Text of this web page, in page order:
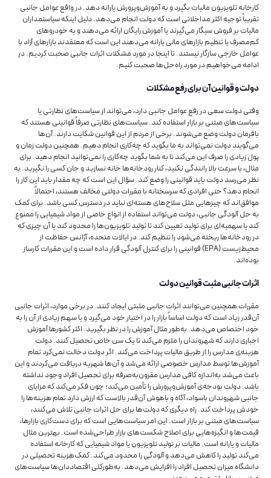
کارخانه تلویزیون مالیات بگیرد و به آموزش‌وپرورش یارانه دهد. در واقع عوامل جانبی
تقریباً توجیه اکثر مداخلاتی است که دولت انجام می‌دهد. دلیل اینکه سیاستمداران
مالیات بر فروش سیگار می‌گیرند یا آموزش رایگان ارائه می‌دهند و به خودروهای
کم‌مصرف یا تنظیم بازارهای مالی یارانه می‌دهند این است که معتقدند بازارهای آزاد با
عوامل خارجی سازگار نیستند. تا اینجا در مورد مشکلات اثرات جانبی صحبت کردیم. در
ادامه می‌خواهیم در مورد راه‌حل‌ها صحبت کنیم.
دولت و قوانین آن برای رفع مشکلات
وقتی دولت سعی در رفع عوامل جانبی دارد، می‌تواند از سیاست‌های نظارتی یا
سیاست‌های مبتنی بر بازار استفاده کند. سیاست‌های نظارتی صرفاً قوانینی هستند که
بافرمان دولت وضع می‌شوند. برخی از مردم از این قوانین شکایت دارند. آن‌ها
می‌گویند دولت نمی‌تواند به ما بگوید که چه‌کاری انجام دهیم. همچنین دولت زمان و
پول زیادی را صرف این می‌کند تا به شما بگوید چه‌کاری را نمی‌توانید انجام دهید. برای
مثال، با سرعت بالا رانندگی نکنید، کنار رودخانه‌ها خانه نسازید و جان کسی را نگیرید. به
نظر می‌رسد دولت باید قوانینی را وضع کند. سؤال این است که چه مقدار باید این کار را
انجام دهد؟ حتی افرادی که سرسختانه با مقررات دولتی مخالف هستند، احتمالاً
موافق‌اند که چیزهایی مثل سلاح‌های هسته‌ای نباید در دسترس کسی باشد. برای کمک
به حل آلودگی جانبی، دولت می‌تواند استفاده از انواع خاصی از مواد شیمیایی را ممنوع
کند یا سهمیه‌ای برای تولید تعیین کند تا تولید تلویزیون‌ها را محدود کند یا آن چیزی که
در رودخانه‌ها ریخته می‌شود را تنظیم کند. در ایالات متحده، آژانس حفاظت از
محیط‌زیست (EPA) قوانینی را برای کنترل آلودگی قرار داده است و این مقررات کارساز
بوده‌اند.
اثرات جانبی مثبت قوانین دولت
مقررات همچنین می‌توانند اثرات جانبی مثبتی ایجاد کنند. در برخی موارد، اثرات جانبی
آن‌قدر زیاد است که دولت اساساً بازار را در اختیار خود می‌گیرد و یا سهم زیادی از آن را به
خود اختصاص می‌‌‌‌‌‌‌‌‌‌‌‌‌‌دهد. به‌‌‌‌‌‌‌‌‌‌‌‌‌‌طور مثال آموزش را در نظر بگیرید. اکثر کشورها آموزش
اجباری دارند که شهروندان را ملزم می‌کند تا یک سن خاص تحصیل کنند. دولت
هزینه‌ی مدارس را از طریق مالیات پرداخت می‌کند. اگر دولت دخالت نمی‌کرد تمام
آموزش‌ها توسط مدارس خصوصی ارائه می‌شد و آن‌ها شهریه دریافت می‌کردند و این
باعث می‌شد به‌اندازه کافی مدارس مقرون‌به‌صرفه برای تحصیل افراد وجود نداشته
باشد. دولت بودجه‌ی آموزش‌وپرورش را تأمین می‌کند؛ چون فکر می‌کند که مزایای
جانبی شهروندان باسواد، آگاه و باهوش آن‌قدر بالاست که ارزش دارد تمام هزینه‌ها را
خودش پرداخت کند. راه دیگری که دولت‌ها برای حل اثرات جانبی تلاش می‌کنند،
سیاست‌های مبتنی بر بازار است. این امر سیاست‌‌‌‌‌‌‌‌‌‌‌‌‌‌هایی است که برای دست‌کاری بازارها،
قیمت‌ها و انگیزه‌هایی برای اصلاح شکست‌های بازار طراحی‌شده است. بهترین مثال
مالیات و یارانه است. مالیات بر تولید تلویزیون یا مواد شیمیایی که کارخانه استفاده
می‌کند تولید را کاهش می‌دهد و آلودگی را محدود می‌کند. کمک‌هزینه تحصیلی در
دانشگاه میزان تحصیل افراد را افزایش می‌دهد. به‌طورکلی اقتصاددان‌ها سیاست‌‌‌‌‌‌‌‌‌‌‌‌‌‌های